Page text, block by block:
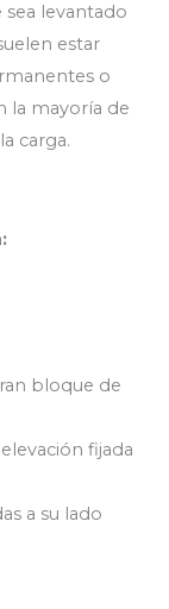
levantado
estar
o
la mayoría de
carga.
bloque de
fijada
a su lado